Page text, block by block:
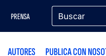
PRENSA
AUTORES PUBLICA CON